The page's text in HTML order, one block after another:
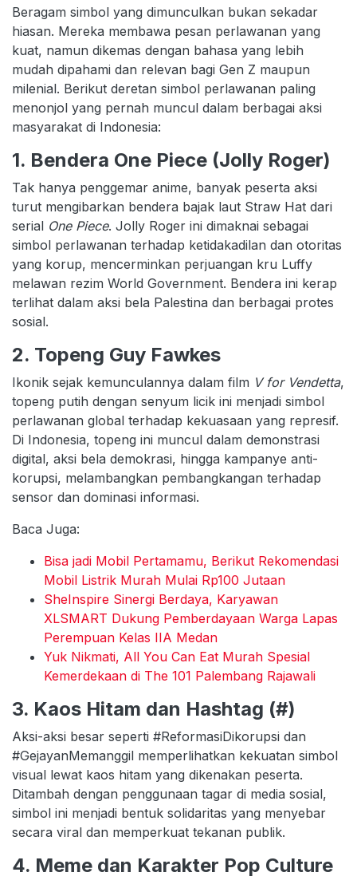
Beragam simbol yang dimunculkan bukan sekadar
hiasan. Mereka membawa pesan perlawanan yang
kuat, namun dikemas dengan bahasa yang lebih
mudah dipahami dan relevan bagi Gen Z maupun
milenial. Berikut deretan simbol perlawanan paling
menonjol yang pernah muncul dalam berbagai aksi
masyarakat di Indonesia:
1. Bendera One Piece (Jolly Roger)
Tak hanya penggemar anime, banyak peserta aksi
turut mengibarkan bendera bajak laut Straw Hat dari
serial One Piece. Jolly Roger ini dimaknai sebagai
simbol perlawanan terhadap ketidakadilan dan otoritas
yang korup, mencerminkan perjuangan kru Luffy
melawan rezim World Government. Bendera ini kerap
terlihat dalam aksi bela Palestina dan berbagai protes
sosial.
2. Topeng Guy Fawkes
Ikonik sejak kemunculannya dalam film V for Vendetta,
topeng putih dengan senyum licik ini menjadi simbol
perlawanan global terhadap kekuasaan yang represif.
Di Indonesia, topeng ini muncul dalam demonstrasi
digital, aksi bela demokrasi, hingga kampanye anti-
korupsi, melambangkan pembangkangan terhadap
sensor dan dominasi informasi.
Baca Juga:
Bisa jadi Mobil Pertamamu, Berikut Rekomendasi
Mobil Listrik Murah Mulai Rp100 Jutaan
SheInspire Sinergi Berdaya, Karyawan
XLSMART Dukung Pemberdayaan Warga Lapas
Perempuan Kelas IIA Medan
Yuk Nikmati, All You Can Eat Murah Spesial
Kemerdekaan di The 101 Palembang Rajawali
3. Kaos Hitam dan Hashtag (#)
Aksi-aksi besar seperti #ReformasiDikorupsi dan
#GejayanMemanggil memperlihatkan kekuatan simbol
visual lewat kaos hitam yang dikenakan peserta.
Ditambah dengan penggunaan tagar di media sosial,
simbol ini menjadi bentuk solidaritas yang menyebar
secara viral dan memperkuat tekanan publik.
4. Meme dan Karakter Pop Culture